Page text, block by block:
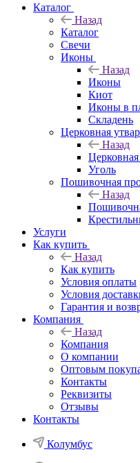
Каталог
Назад
Каталог
Свечи
Иконы
Назад
Иконы
Киот
Иконы в
Складень
Церковная
Назад
Церковная
Уголь
Пошивочная
Назад
Услуги
Как купить
Назад
Как купить
Условия оплаты
Условия
Гарантия и
Компания
Назад
Компания
О компании
Оптовым
Контакты
Реквизиты
Отзывы
Контакты
Колумбус